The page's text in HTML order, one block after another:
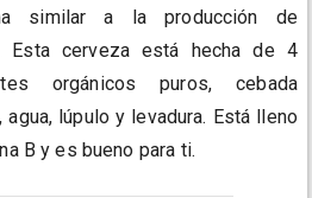
similar a la producción de
Esta cerveza está hecha de 4
orgánicos puros, cebada
agua, lúpulo y levadura. Está lleno
B y es bueno para ti.